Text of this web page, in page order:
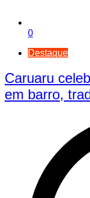
0
Destaque
Caruaru
em barro,